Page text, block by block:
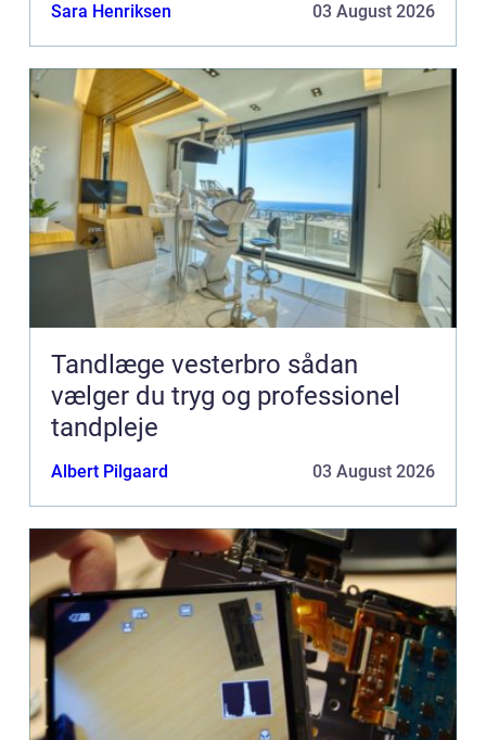
Sara Henriksen 03 August 2026
Tandlæge vesterbro sådan
vælger du tryg og professionel
tandpleje
Albert Pilgaard 03 August 2026